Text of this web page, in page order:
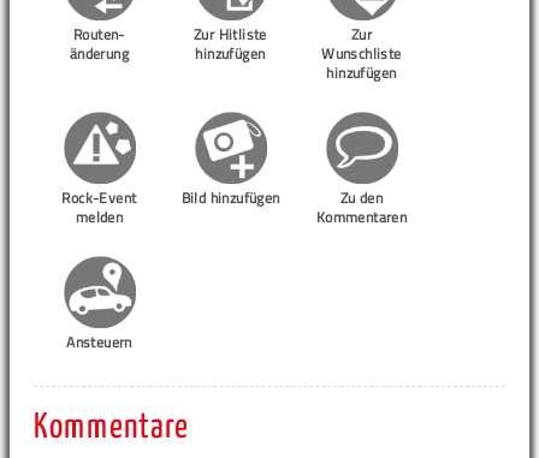
Routen-
änderung
Zur Hitliste
hinzufügen
Zur
Wunschliste
hinzufügen
Rock-Event
melden
Bild hinzufügen
Zu den
Kommentaren
Ansteuern
Kommentare